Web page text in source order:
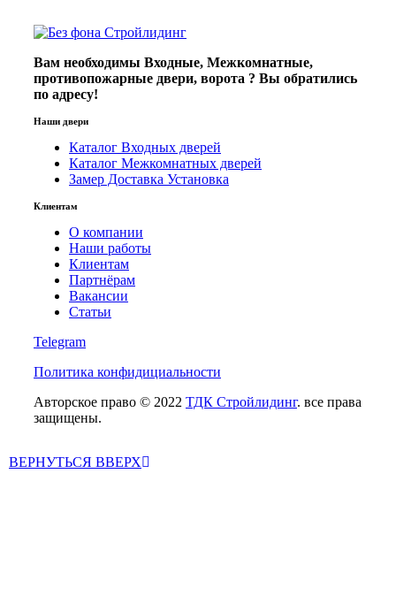
Вам необходимы Входные, Межкомнатные,
противопожарные двери, ворота ? Вы обратились
по адресу!
Наши двери
Каталог Входных дверей
Каталог Межкомнатных дверей
Замер Доставка Установка
Клиентам
О компании
Наши работы
Клиентам
Партнёрам
Вакансии
Статьи
Telegram
Политика конфидициальности
Авторское право © 2022 ТДК Стройлидинг. все права
защищены.
ВЕРНУТЬСЯ ВВЕРХ